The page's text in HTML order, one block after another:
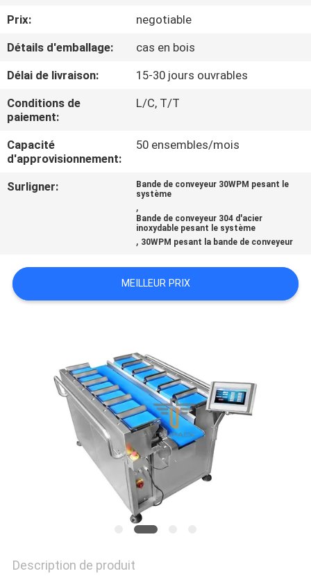
CONTRÔLE
DE
QUALITÉ
CONTACTEZ-
NOUS
NOUVELLES
DEMANDEZ
UN DEVIS
POLITIQUE
CONFIDENTIALITÉ
Prix:
negotiable
Détails d'emballage:
cas en bois
Délai de livraison:
15-30 jours ouvrables
Conditions de
paiement:
L/C, T/T
Capacité
d'approvisionnement:
50 ensembles/mois
Surligner:
Bande de conveyeur 30WPM pesant le
système
,
Bande de conveyeur 304 d'acier
inoxydable pesant le système
, 30WPM pesant la bande de conveyeur
MEILLEUR PRIX
Description de produit